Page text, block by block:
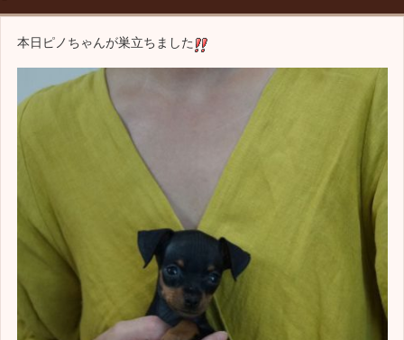
本日ピノちゃんが巣立ちました